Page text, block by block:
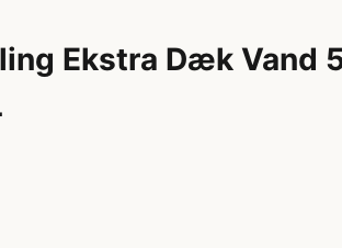
Ekstra Dæk Vand